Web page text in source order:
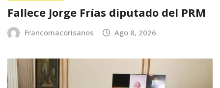
Fallece Jorge Frías diputado del PRM
Francomacorisanos Ago 8, 2026